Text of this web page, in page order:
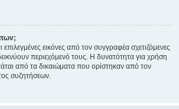
επιλεγμένες εικόνες από τον συγγραφέα σχετιζόμενες
περιεχόμενό τους. Η δυνατότητα για χρήση
από τα δικαιώματα που ορίστηκαν από τον
συζητήσεων.